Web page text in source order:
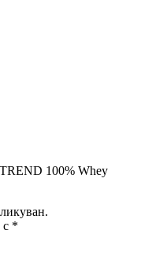
100% Whey
с *